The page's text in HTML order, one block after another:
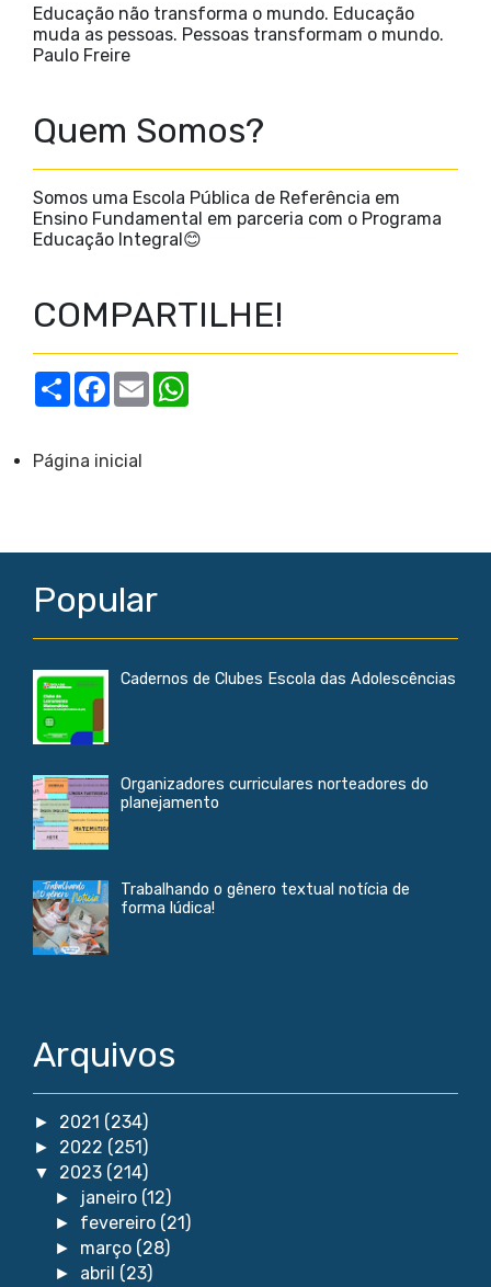
Educação não transforma o mundo. Educação
muda as pessoas. Pessoas transformam o mundo.
Paulo Freire
Quem Somos?
Somos uma Escola Pública de Referência em
Ensino Fundamental em parceria com o Programa
Educação Integral😊
COMPARTILHE!
S
h
F
b
o
E
m
Página inicial
Popular
Cadernos de Clubes Escola das Adolescências
Organizadores curriculares norteadores do
planejamento
Trabalhando o gênero textual notícia de
forma lúdica!
Arquivos
► 2021 (234)
► 2022 (251)
▼ 2023 (214)
► janeiro (12)
► fevereiro (21)
► março (28)
► abril (23)